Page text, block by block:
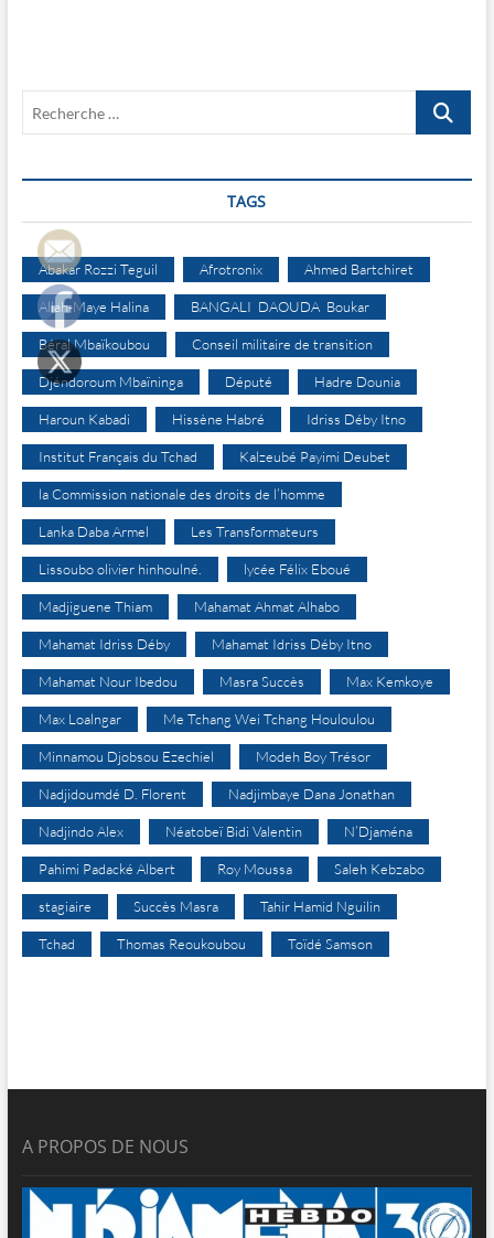
Recherche
TAGS
Abakar Rozzi Teguil Afrotronix Ahmed Bartchiret
Allah-Maye Halina BANGALI DAOUDA Boukar
Béral Mbaïkoubou Conseil militaire de transition
Djéndoroum Mbaïninga Député Hadre Dounia
Haroun Kabadi Hissène Habré Idriss Déby Itno
Institut Français du Tchad Kalzeubé Payimi Deubet
la Commission nationale des droits de l’homme
Lanka Daba Armel Les Transformateurs
Lissoubo olivier hinhoulné. lycée Félix Eboué
Madjiguene Thiam Mahamat Ahmat Alhabo
Mahamat Idriss Déby Mahamat Idriss Déby Itno
Mahamat Nour Ibedou Masra Succès Max Kemkoye
Max Loalngar Me Tchang Wei Tchang Houloulou
Minnamou Djobsou Ezechiel Modeh Boy Trésor
Nadjidoumdé D. Florent Nadjimbaye Dana Jonathan
Nadjindo Alex Néatobeï Bidi Valentin N’Djaména
Pahimi Padacké Albert Roy Moussa Saleh Kebzabo
stagiaire Succès Masra Tahir Hamid Nguilin
Tchad Thomas Reoukoubou Toïdé Samson
A PROPOS DE NOUS